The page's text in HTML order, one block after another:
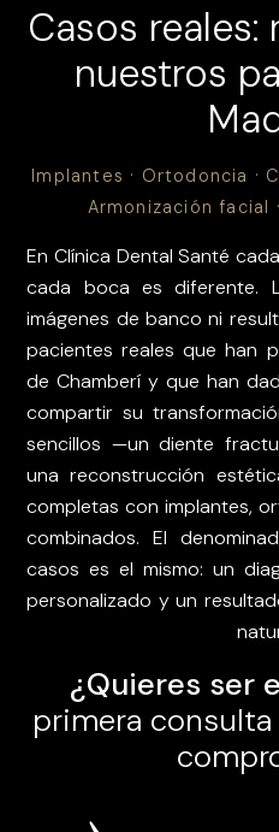
Casos
nuestros
Implantes · Ortodoncia ·
Armonización facial
En Clínica Dental Santé
cada boca es diferente.
imágenes de banco ni
pacientes reales que han
de Chamberí y que han
compartir su
sencillos —un diente
una reconstrucción
completas con implantes,
combinados. El
casos es el mismo: un
personalizado y un
¿Quieres ser
primera